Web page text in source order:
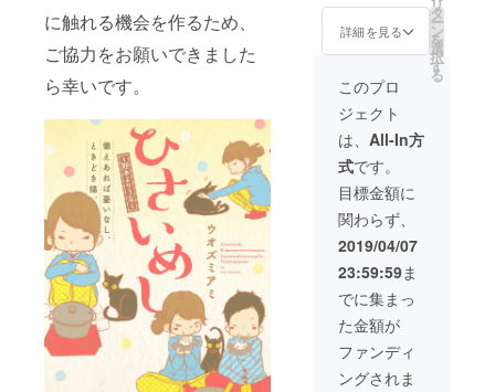
に触れる機会を作るため、
ご協力をお願いできました
ら幸いです。
にてご
送付予
礼イラ
スト
データ
・全
コース
皆さま
共通で
す) (3)
単行本1
巻(紙・
電子と
もに)に
お名前
をクレ
ジット
(4)単行
本1巻
(紙)1
冊 (5)
描き下
ろしイ
詳細を見る
リ
タ
ー
ン
を
選
択
す
る
このプロ
ジェクト
は、 All-In方
式です。
目標金額に
関わらず、
2019/04/07
23:59:59ま
でに集まっ
た金額が
ファンディ
ングされま